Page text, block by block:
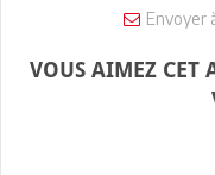
Envoyer
VOUS AIMEZ CET